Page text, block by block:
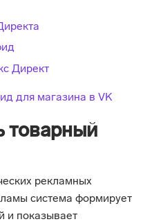
Директ
для магазина в VK
товарный
рекламных
система формирует
и показывает